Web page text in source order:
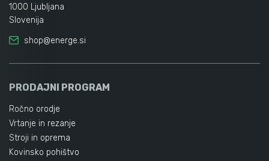
1000 Ljubljana
Slovenija
shop@energe.si
PRODAJNI PROGRAM
Ročno orodje
Vrtanje in rezanje
Stroji in oprema
Kovinsko pohištvo